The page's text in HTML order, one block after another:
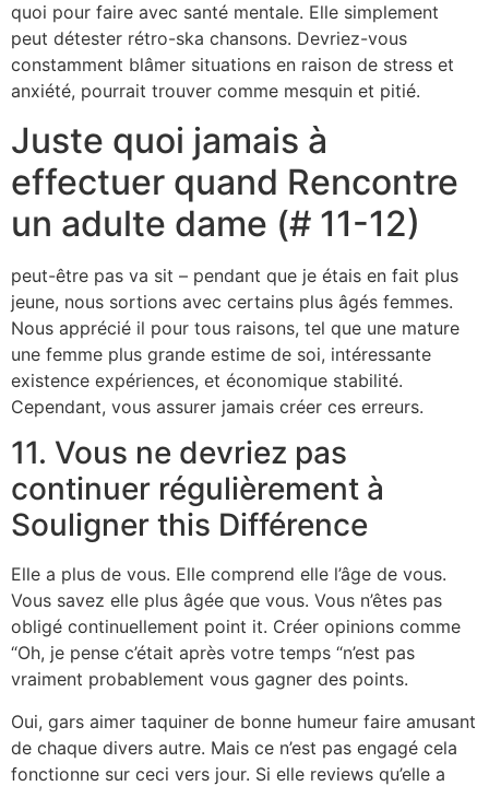
quoi pour faire avec santé mentale. Elle simplement
peut détester rétro-ska chansons. Devriez-vous
constamment blâmer situations en raison de stress et
anxiété, pourrait trouver comme mesquin et pitié.
Juste quoi jamais à
effectuer quand Rencontre
un adulte dame (# 11-12)
peut-être pas va sit – pendant que je étais en fait plus
jeune, nous sortions avec certains plus âgés femmes.
Nous apprécié il pour tous raisons, tel que une mature
une femme plus grande estime de soi, intéressante
existence expériences, et économique stabilité.
Cependant, vous assurer jamais créer ces erreurs.
11. Vous ne devriez pas
continuer régulièrement à
Souligner this Différence
Elle a plus de vous. Elle comprend elle l’âge de vous.
Vous savez elle plus âgée que vous. Vous n’êtes pas
obligé continuellement point it. Créer opinions comme
“Oh, je pense c’était après votre temps “n’est pas
vraiment probablement vous gagner des points.
Oui, gars aimer taquiner de bonne humeur faire amusant
de chaque divers autre. Mais ce n’est pas engagé cela
fonctionne sur ceci vers jour. Si elle reviews qu’elle a